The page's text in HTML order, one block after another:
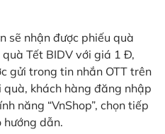
sẽ nhận được phiếu quà
Tết BIDV với giá 1 Đ,
gửi trong tin nhắn OTT trên
khách hàng đăng nhập
năng “VnShop”, chọn tiếp
hướng dẫn.